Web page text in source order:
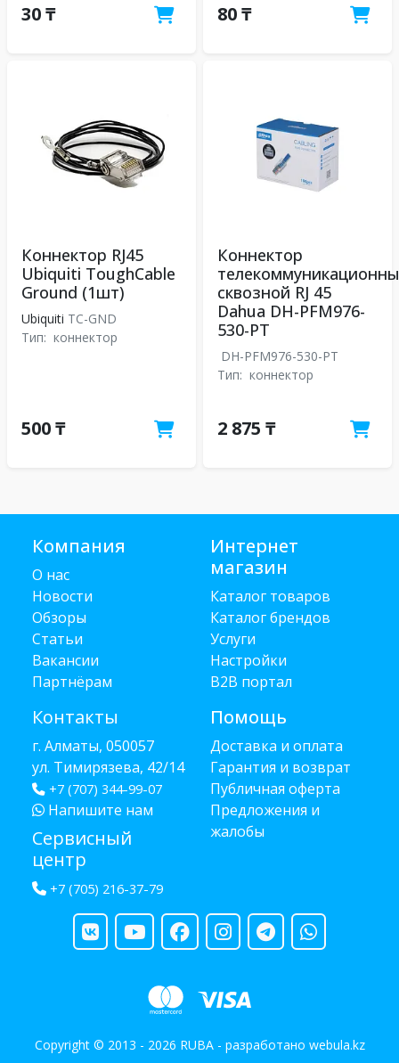
30 ₸ 80 ₸
Коннектор RJ45
Ubiquiti ToughCable
Ground (1шт)
Ubiquiti TC-GND
Тип: коннектор
500 ₸
Коннектор
сквозной RJ 45
Dahua DH-PFM976-
530-PT
DH-PFM976-530-PT
Тип: коннектор
2 875 ₸
Компания
О нас
Новости
Обзоры
Статьи
Вакансии
Партнёрам
Контакты
г. Алматы, 050057
ул. Тимирязева, 42/14
+7 (707) 344-99-07
Напишите нам
Сервисный
центр
+7 (705) 216-37-79
Интернет
магазин
Каталог товаров
Каталог брендов
Услуги
Настройки
B2B портал
Помощь
Доставка и оплата
Гарантия и возврат
Публичная оферта
Предложения и
жалобы
Copyright © 2013 - 2026 RUBA - разработано webula.kz